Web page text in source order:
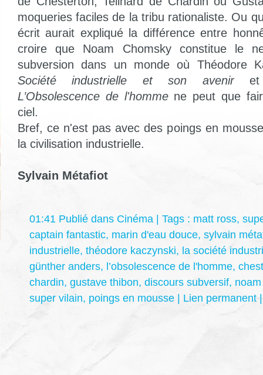
moqueries faciles de la tribu rationaliste. Ou
écrit aurait expliqué la différence entre
croire que Noam Chomsky constitue le
subversion dans un monde où Théodore
Société industrielle et son aveniret
L’Obsolescence de l'hommene peut que
ciel.
Bref, ce n'est pas avec des poings en
la civilisation industrielle.
Sylvain Métafiot
01:41 Publié dans Cinéma | Tags : matt ross,
captain fantastic, marin d'eau douce, sylvain
industrielle, théodore kaczynski, la société
günther anders, l’obsolescence de l'homme,
chardin, gustave thibon, discours subversif,
super vilain, poings en mousse | Lien permanent